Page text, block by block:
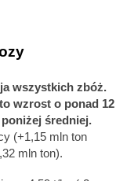
wszystkich zbóż.
wzrost o ponad 12
średniej.
(+1,15 mln ton
mln ton).